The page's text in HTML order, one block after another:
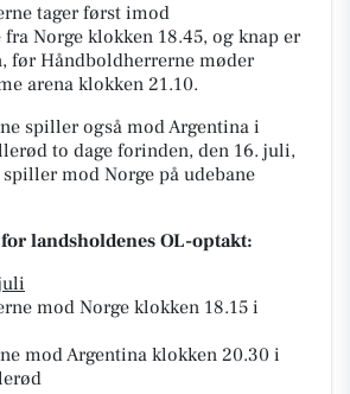
tager først imod
Norge klokken 18.45, og knap er
før Håndboldherrerne møder
arena klokken 21.10.
spiller også mod Argentina i
to dage forinden, den 16. juli,
mod Norge på udebane
landsholdenes OL-optakt:
mod Norge klokken 18.15 i
mod Argentina klokken 20.30 i